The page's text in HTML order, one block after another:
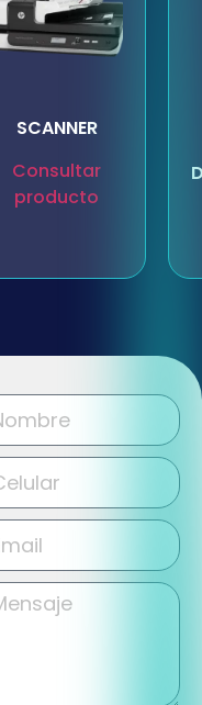
SCANNER
Consultar
producto